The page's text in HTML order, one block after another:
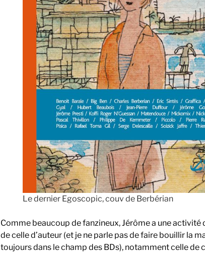
Le dernier Egoscopic, couv de Berbérian
Comme beaucoup de fanzineux, Jérôme a une activité
de celle d’auteur (et je ne parle pas de faire bouillir la
toujours dans le champ des BDs), notamment celle de